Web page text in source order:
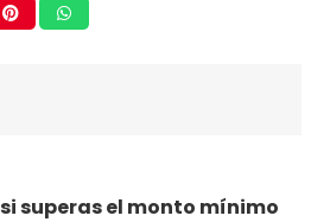
superas el monto mínimo